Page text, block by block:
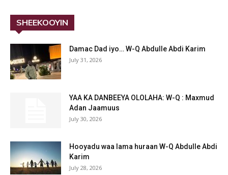
SHEEKOOYIN
Damac Dad iyo… W-Q Abdulle Abdi Karim
July 31, 2026
YAA KA DANBEEYA OLOLAHA: W-Q : Maxmud
Adan Jaamuus
July 30, 2026
Hooyadu waa lama huraan W-Q Abdulle Abdi
Karim
July 28, 2026